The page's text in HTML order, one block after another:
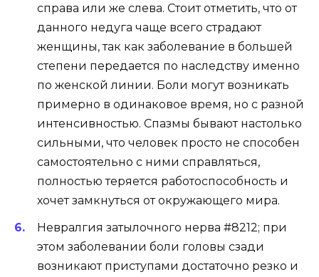
справа или же слева. Стоит отметить, что от
данного недуга чаще всего страдают
женщины, так как заболевание в большей
степени передается по наследству именно
по женской линии. Боли могут возникать
примерно в одинаковое время, но с разной
интенсивностью. Спазмы бывают настолько
сильными, что человек просто не способен
самостоятельно с ними справляться,
полностью теряется работоспособность и
хочет замкнуться от окружающего мира.
Невралгия затылочного нерва #8212; при
этом заболевании боли головы сзади
возникают приступами достаточно резко и